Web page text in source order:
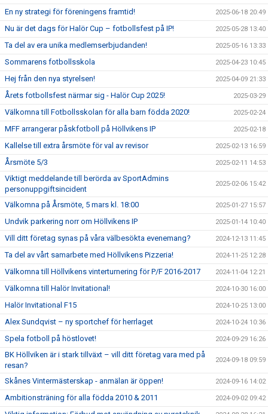
En ny strategi för föreningens framtid! 2025-06-18 20:49
Nu är det dags för Halör Cup – fotbollsfest på IP! 2025-05-28 13:40
Ta del av era unika medlemserbjudanden! 2025-05-16 13:33
Sommarens fotbollsskola 2025-04-23 10:45
Hej från den nya styrelsen! 2025-04-09 21:33
Årets fotbollsfest närmar sig - Halör Cup 2025! 2025-03-29
Välkomna till Fotbollsskolan för alla barn födda 2020! 2025-02-24
MFF arrangerar påskfotboll på Höllvikens IP 2025-02-18
Kallelse till extra årsmöte för val av revisor 2025-02-13 16:59
Årsmöte 5/3 2025-02-11 14:53
Viktigt meddelande till berörda av SportAdmins
personuppgiftsincident
2025-02-06 15:42
Välkomna på Årsmöte, 5 mars kl. 18:00 2025-01-27 15:57
Undvik parkering norr om Höllvikens IP 2025-01-14 10:40
Vill ditt företag synas på våra välbesökta evenemang? 2024-12-13 11:45
Ta del av vårt samarbete med Höllvikens Pizzeria! 2024-11-25 12:28
Välkomna till Höllvikens vinterturnering för P/F 2016-2017 2024-11-04 12:21
Välkomna till Halör Invitational! 2024-10-30 16:00
Halör Invitational F15 2024-10-25 13:00
Alex Sundqvist – ny sportchef för herrlaget 2024-10-24 10:36
Spela fotboll på höstlovet! 2024-09-29 16:26
BK Höllviken är i stark tillväxt – vill ditt företag vara med på
resan?
2024-09-18 09:59
Skånes Vintermästerskap - anmälan är öppen! 2024-09-16 14:02
Ambitionsträning för alla födda 2010 & 2011 2024-09-02 09:42